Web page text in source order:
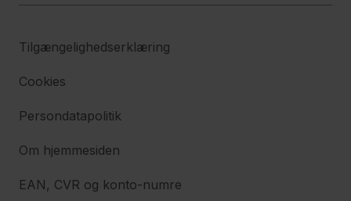
Tilgængelighedserklæring
Cookies
Persondatapolitik
Om hjemmesiden
EAN, CVR og konto-numre